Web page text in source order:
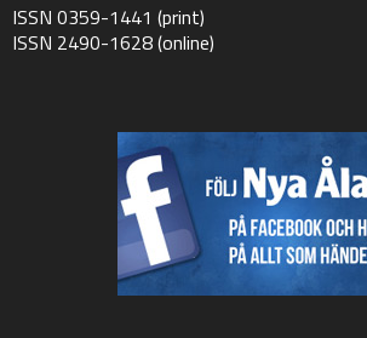
ISSN 0359-1441 (print)
ISSN 2490-1628 (online)